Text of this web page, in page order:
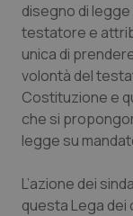
Sicilia
Toscana
Umbria
Valle
Obesità
disegno di
testatore e
unica di
volontà del
Costituzione e
che si
legge su
L’azione dei
questa Lega dei